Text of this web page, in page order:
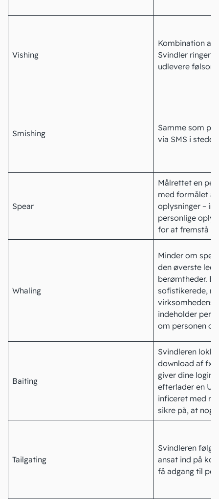
Vishing
Kombination af
Svindler ringer
udlevere
Smishing
Samme som
via SMS i
Spear
Målrettet en
med formålet
oplysninger –
personlige
for at fremstå
Whaling
Minder om
den øverste
berømtheder.
sofistikerede,
virksomhedens
indeholder
om personen
Baiting
Svindleren
download af fx
giver dine login-
efterlader en
inficeret med
sikre på, at
Tailgating
Svindleren
ansat ind på
få adgang til